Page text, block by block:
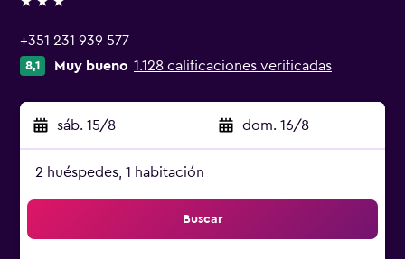
3 estrellas
+351 231 939 577
8,1 Muy bueno 1.128 calificaciones verificadas
sáb. 15/8 - dom. 16/8
2 huéspedes, 1 habitación
Buscar